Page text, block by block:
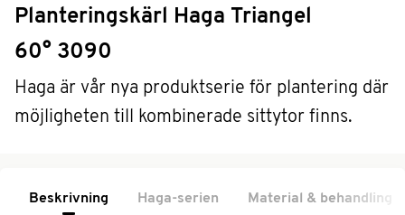
Planteringskärl Haga Triangel
60° 3090
Haga är vår nya produktserie för plantering där
möjligheten till kombinerade sittytor finns.
Beskrivning Haga-serien Material & behandling